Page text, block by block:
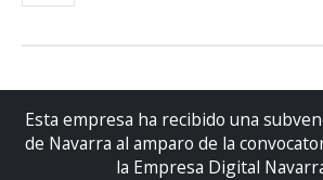
Esta empresa ha recibido una
de Navarra al amparo de la
la Empresa Digital